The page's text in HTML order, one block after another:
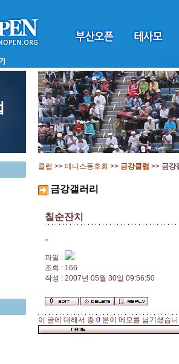
클럽 >> 테니스동호회 >> 금강클럽 >> 금강
금강갤러리
칠순잔치
,,
파일 :
조회 : 166
작성 : 2007년 05월 30일 09:56:50
이 글에 대해서 총 0 분이 메모를 남기셨습